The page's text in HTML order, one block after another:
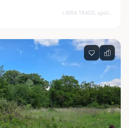
LIBRA TRADE, spol.s.r.o.